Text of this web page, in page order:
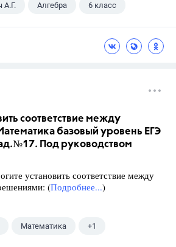
А.Г. Алгебра 6 класс
соответствие между
базовый уровень ЕГЭ
Под руководством
установить соответствие между
(Подробнее...)
Математика +1